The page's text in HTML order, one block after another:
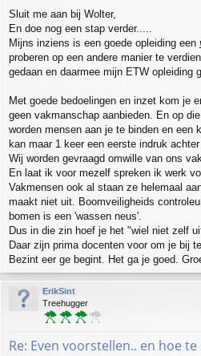
s
t
Sluit me aan bij Wolter,
En doe nog een stap verder.....
Mijns inziens is een goede opleiding een
proberen op een andere manier te
gedaan en daarmee mijn ETW opleiding
Met goede bedoelingen en inzet kom je
geen vakmanschap aanbieden. En op
worden mensen aan je te binden en een
kan maar 1 keer een eerste indruk achter
Wij worden gevraagd omwille van ons
En laat ik voor mezelf spreken ik werk
Vakmensen ook al staan ze helemaal
maakt niet uit. Boomveiligheids
bomen is een 'wassen neus'.
Dus in die zin hoef je het "wiel niet zelf
Daar zijn prima docenten voor om je bij
Bezint eer ge begint. Het ga je goed.
ErikSint
Treehugger
Re: Even voorstellen.. en hoe